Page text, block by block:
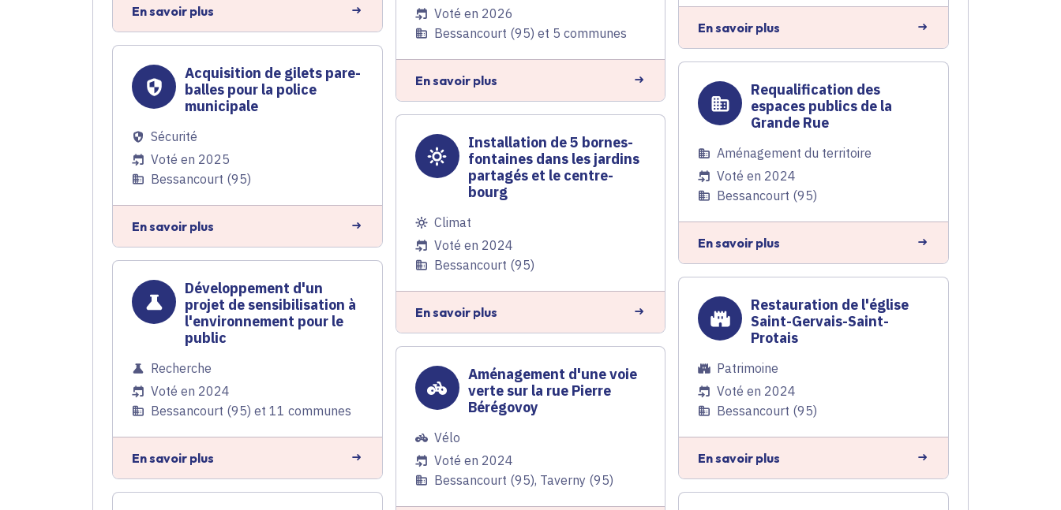
En savoir plus
Voté en 2026
Bessancourt (95) et 5 communes
En savoir plus
En savoir plus
Acquisition de gilets pare-
balles pour la police
municipale
Sécurité
Voté en 2025
Bessancourt (95)
En savoir plus
Installation de 5 bornes-
fontaines dans les jardins
partagés et le centre-
bourg
Climat
Voté en 2024
Bessancourt (95)
En savoir plus
Requalification des
espaces publics de la
Grande Rue
Aménagement du territoire
Voté en 2024
Bessancourt (95)
En savoir plus
Développement d'un
projet de sensibilisation à
l'environnement pour le
public
Recherche
Voté en 2024
Bessancourt (95) et 11 communes
En savoir plus
Aménagement d'une voie
verte sur la rue Pierre
Bérégovoy
Vélo
Voté en 2024
Bessancourt (95), Taverny (95)
Restauration de l'église
Saint-Gervais-Saint-
Protais
Patrimoine
Voté en 2024
Bessancourt (95)
En savoir plus